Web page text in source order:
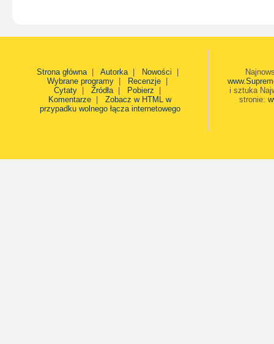
Strona główna| Autorka| Nowości
Wybrane programy
Recenzje
Cytaty
Źródła| Pobierz
Komentarze
Zobacz w HTML w
przypadku wolnego łącza internetowego
i sztuka
stronie: